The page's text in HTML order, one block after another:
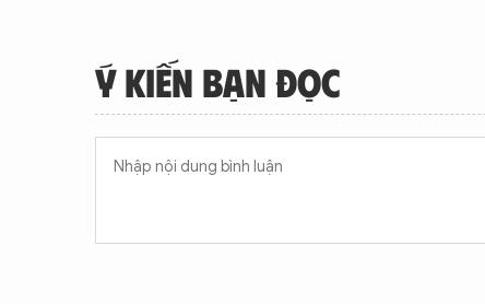
Ý KIẾN BẠN ĐỌC